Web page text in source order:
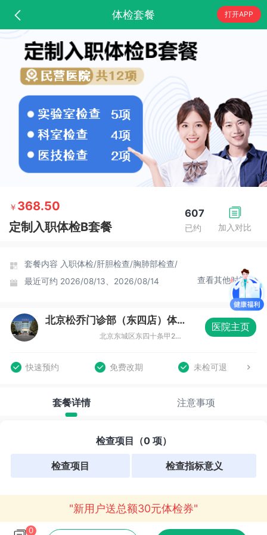
体检套餐 打开APP
加入对比
607
已约
￥ 368.50
定制入职体检B套餐
套餐内容 入职体检/肝胆检查/胸肺部检查/
最近可约 2026/08/13、2026/08/14 查看其他时间
北京松乔门诊部（东四店）体检中心
北京东城区东四十条甲22号南新仓商务大厦B座三层（东四十条店）
医院主页
快速预约 免费改期 未检可退
套餐详情 注意事项
检查项目（0 项）
检查项目 检查指标意义
"新用户送总额30元体检券"
0